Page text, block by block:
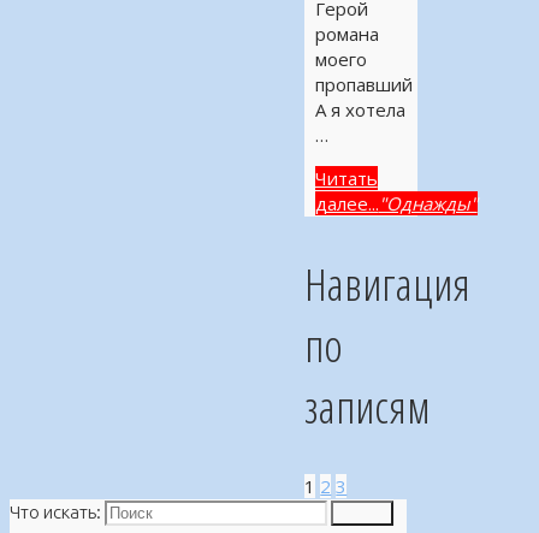
Герой
романа
моего
пропавший
А я хотела
…
Читать
далее... "Однажды"
Навигация
по
записям
1 2 3
Что искать: